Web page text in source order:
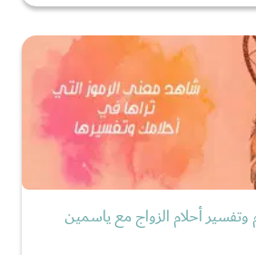
وتفسير أحلام الزواج مع ياسمين